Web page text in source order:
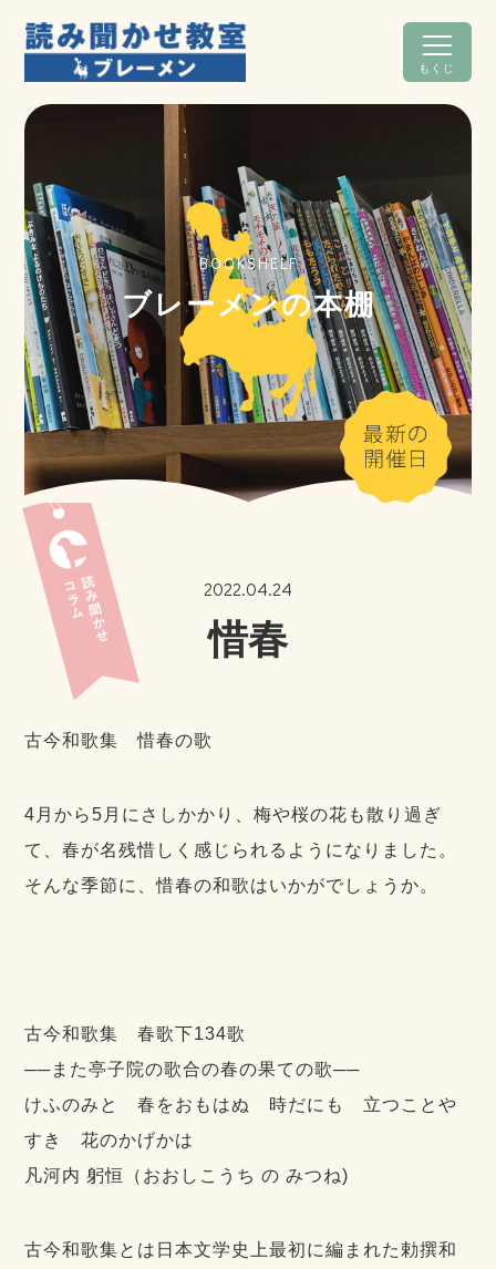
もくじ
BOOKSHELF
ブレーメンの本棚
2022.04.24
惜春
古今和歌集 惜春の歌
4月から5月にさしかかり、梅や桜の花も散り過ぎ
て、春が名残惜しく感じられるようになりました。
そんな季節に、惜春の和歌はいかがでしょうか。
古今和歌集 春歌下134歌
──また亭子院の歌合の春の果ての歌──
けふのみと 春をおもはぬ 時だにも 立つことや
すき 花のかげかは
凡河内 躬恒（おおしこうち の みつね)
古今和歌集とは日本文学史上最初に編まれた勅撰和